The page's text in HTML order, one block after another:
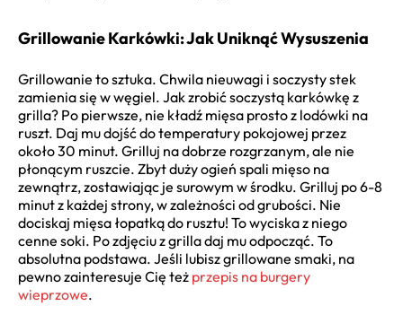
Grillowanie Karkówki: Jak Uniknąć Wysuszenia
Grillowanie to sztuka. Chwila nieuwagi i soczysty stek
zamienia się w węgiel. Jak zrobić soczystą karkówkę z
grilla? Po pierwsze, nie kładź mięsa prosto z lodówki na
ruszt. Daj mu dojść do temperatury pokojowej przez
około 30 minut. Grilluj na dobrze rozgrzanym, ale nie
płonącym ruszcie. Zbyt duży ogień spali mięso na
zewnątrz, zostawiając je surowym w środku. Grilluj po 6-8
minut z każdej strony, w zależności od grubości. Nie
dociskaj mięsa łopatką do rusztu! To wyciska z niego
cenne soki. Po zdjęciu z grilla daj mu odpocząć. To
absolutna podstawa. Jeśli lubisz grillowane smaki, na
pewno zainteresuje Cię też przepis na burgery
wieprzowe.